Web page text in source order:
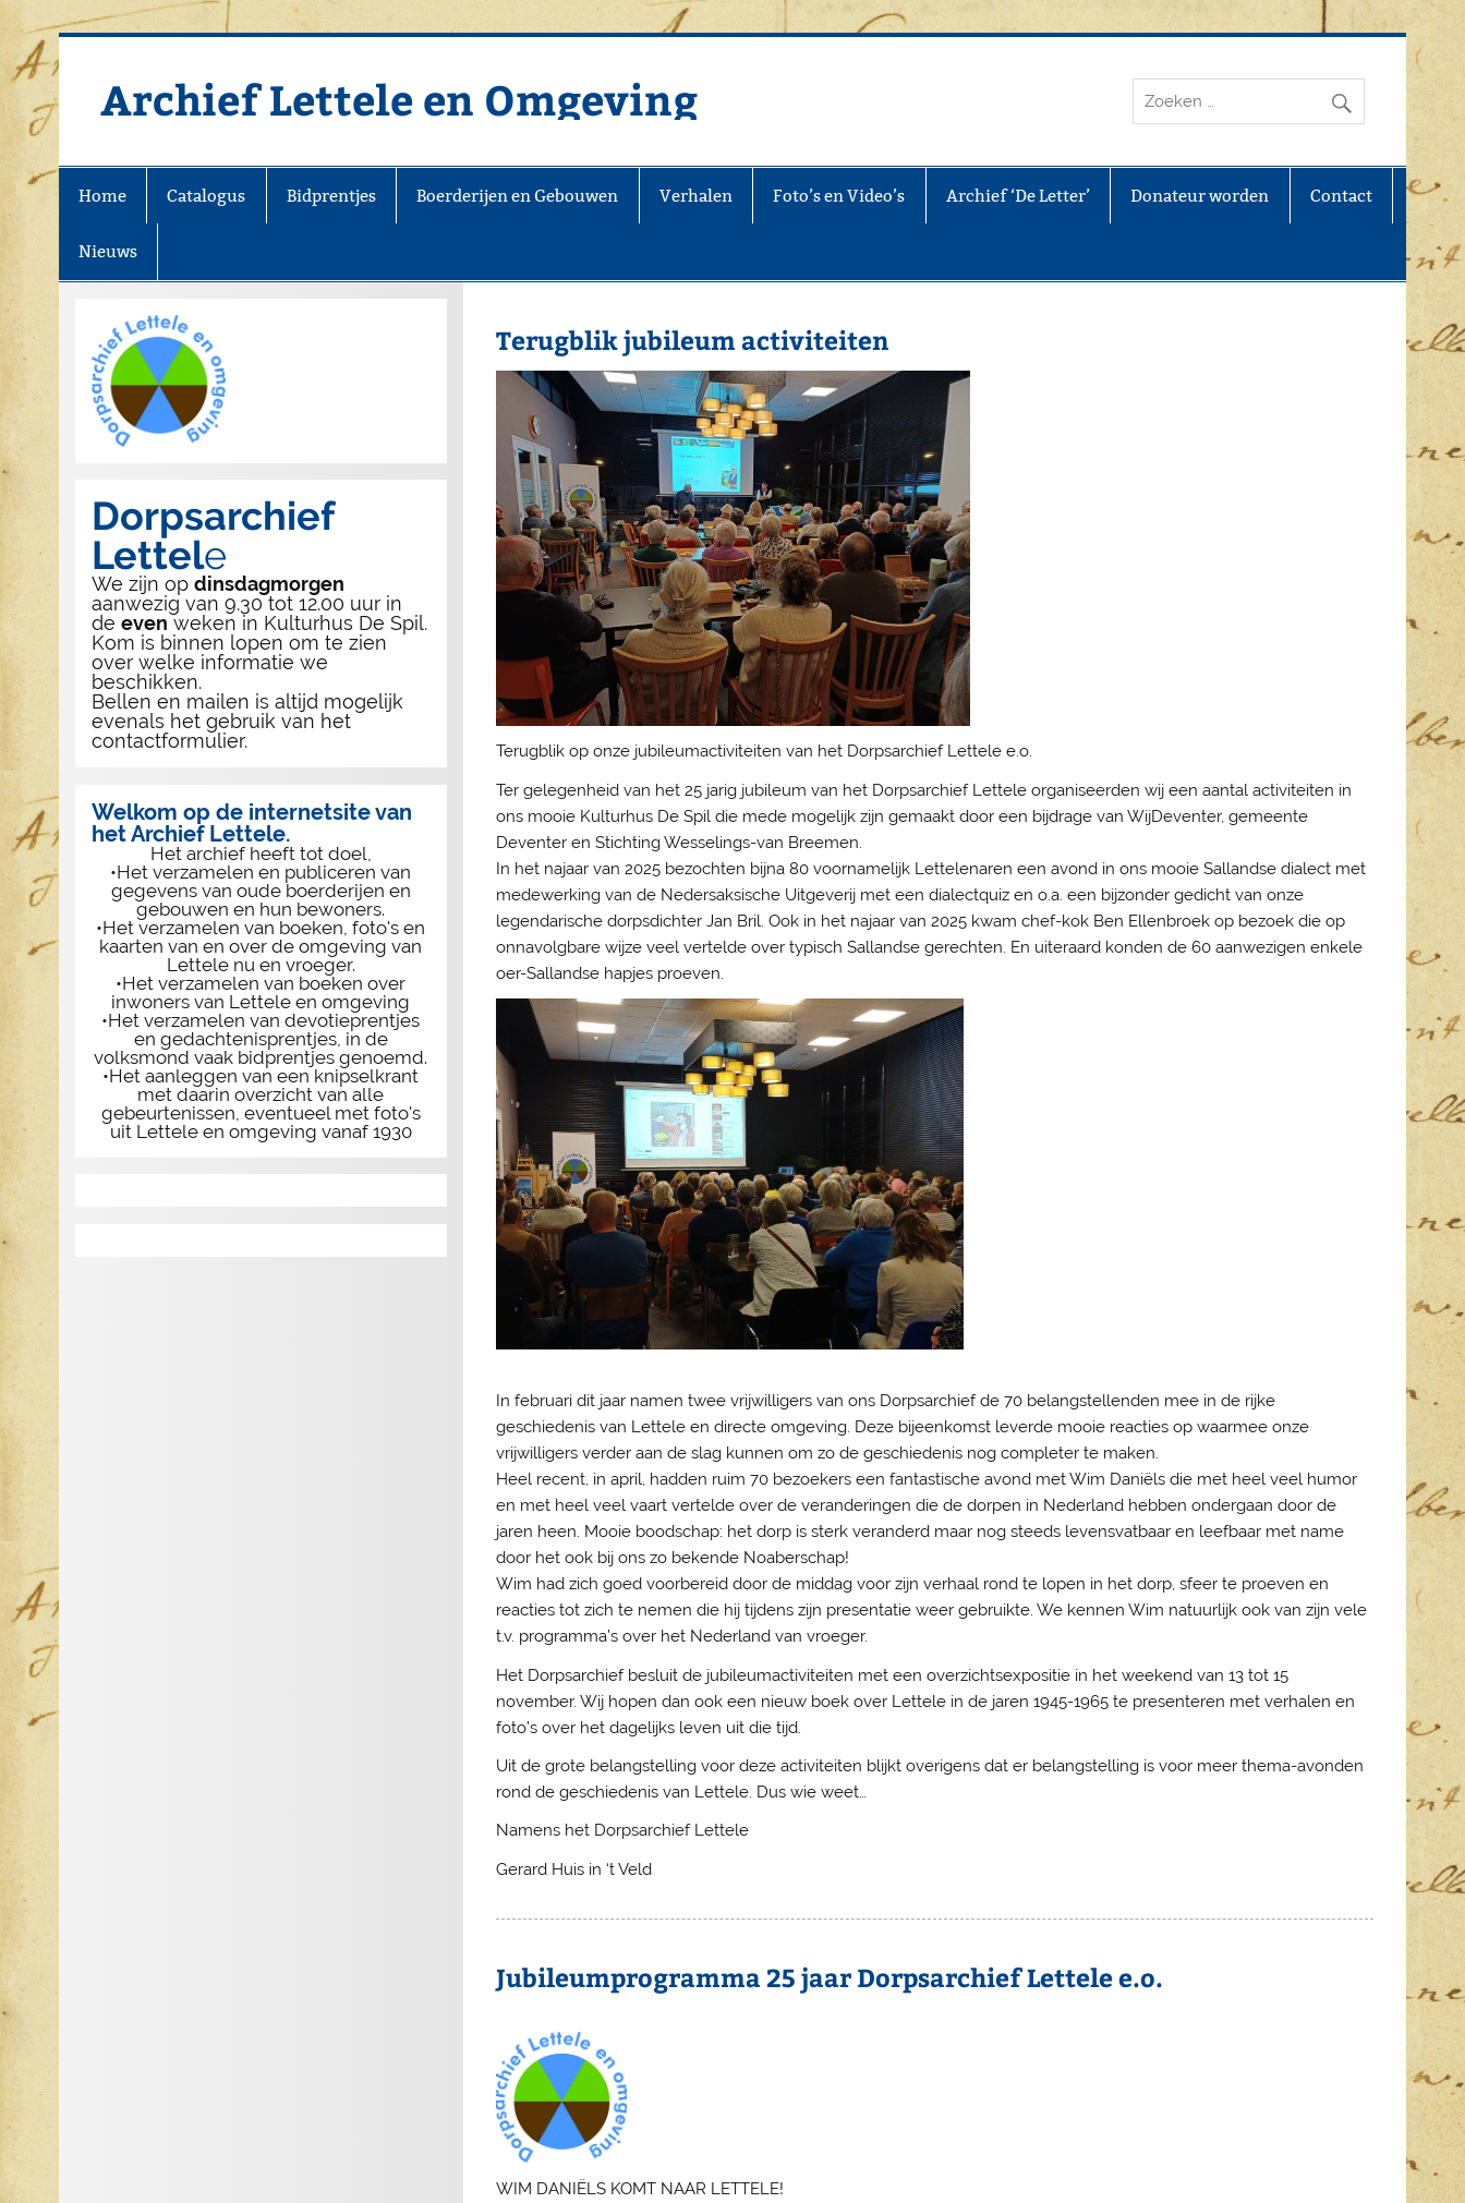
Doorgaan
naar
inhoud
Archief Lettele en Omgeving
Home Catalogus Bidprentjes Boerderijen en Gebouwen Verhalen Foto’s en Video’s Archief ‘De Letter’ Donateur worden Contact
Nieuws
Terugblik jubileum activiteiten
Terugblik op onze jubileumactiviteiten van het Dorpsarchief Lettele e.o.
Ter gelegenheid van het 25 jarig jubileum van het Dorpsarchief Lettele organiseerden wij een aantal activiteiten in
ons mooie Kulturhus De Spil die mede mogelijk zijn gemaakt door een bijdrage van WijDeventer, gemeente
Deventer en Stichting Wesselings-van Breemen.
In het najaar van 2025 bezochten bijna 80 voornamelijk Lettelenaren een avond in ons mooie Sallandse dialect met
medewerking van de Nedersaksische Uitgeverij met een dialectquiz en o.a. een bijzonder gedicht van onze
legendarische dorpsdichter Jan Bril. Ook in het najaar van 2025 kwam chef-kok Ben Ellenbroek op bezoek die op
onnavolgbare wijze veel vertelde over typisch Sallandse gerechten. En uiteraard konden de 60 aanwezigen enkele
oer-Sallandse hapjes proeven.
In februari dit jaar namen twee vrijwilligers van ons Dorpsarchief de 70 belangstellenden mee in de rijke
geschiedenis van Lettele en directe omgeving. Deze bijeenkomst leverde mooie reacties op waarmee onze
vrijwilligers verder aan de slag kunnen om zo de geschiedenis nog completer te maken.
Heel recent, in april, hadden ruim 70 bezoekers een fantastische avond met Wim Daniëls die met heel veel humor
en met heel veel vaart vertelde over de veranderingen die de dorpen in Nederland hebben ondergaan door de
jaren heen. Mooie boodschap: het dorp is sterk veranderd maar nog steeds levensvatbaar en leefbaar met name
door het ook bij ons zo bekende Noaberschap!
Wim had zich goed voorbereid door de middag voor zijn verhaal rond te lopen in het dorp, sfeer te proeven en
reacties tot zich te nemen die hij tijdens zijn presentatie weer gebruikte. We kennen Wim natuurlijk ook van zijn vele
t.v. programma’s over het Nederland van vroeger.
Het Dorpsarchief besluit de jubileumactiviteiten met een overzichtsexpositie in het weekend van 13 tot 15
november. Wij hopen dan ook een nieuw boek over Lettele in de jaren 1945-1965 te presenteren met verhalen en
foto’s over het dagelijks leven uit die tijd.
Uit de grote belangstelling voor deze activiteiten blijkt overigens dat er belangstelling is voor meer thema-avonden
rond de geschiedenis van Lettele. Dus wie weet…
Namens het Dorpsarchief Lettele
Gerard Huis in ‘t Veld
Jubileumprogramma 25 jaar Dorpsarchief Lettele e.o.
WIM DANIËLS KOMT NAAR LETTELE!
Dorpsarchief
Lettele
We zijn opdinsdagmorgen
aanwezig van 9.30 tot 12.00 uur in
deeven weken in Kulturhus De Spil.
Kom is binnen lopen om te zien
over welke informatie we
beschikken.
Bellen en mailen is altijd mogelijk
evenals het gebruik van het
contactformulier.
Welkom op de internetsite van
het Archief Lettele.
Het archief heeft tot doel,
•Het verzamelen en publiceren van
gegevens van oude boerderijen en
gebouwen en hun bewoners.
•Het verzamelen van boeken, foto's en
kaarten van en over de omgeving van
Lettele nu en vroeger.
•Het verzamelen van boeken over
inwoners van Lettele en omgeving
•Het verzamelen van devotieprentjes
en gedachtenisprentjes, in de
volksmond vaak bidprentjes genoemd.
•Het aanleggen van een knipselkrant
met daarin overzicht van alle
gebeurtenissen, eventueel met foto's
uit Lettele en omgeving vanaf 1930